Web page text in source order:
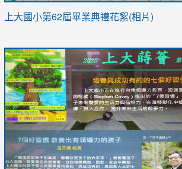
link
YfDQppRvyMk686kIw6SBbssEIZ6WnT/
usp=sharing
上大國小第62屆畢業典禮花絮(相片)
to
https://drive.google.com/file/d/1I-
YfDQppRvyMk686kIw6SBbssEIZ6WnT/
usp=sharing
to
https://sites.google.com/stes.tyc.edu.tw/